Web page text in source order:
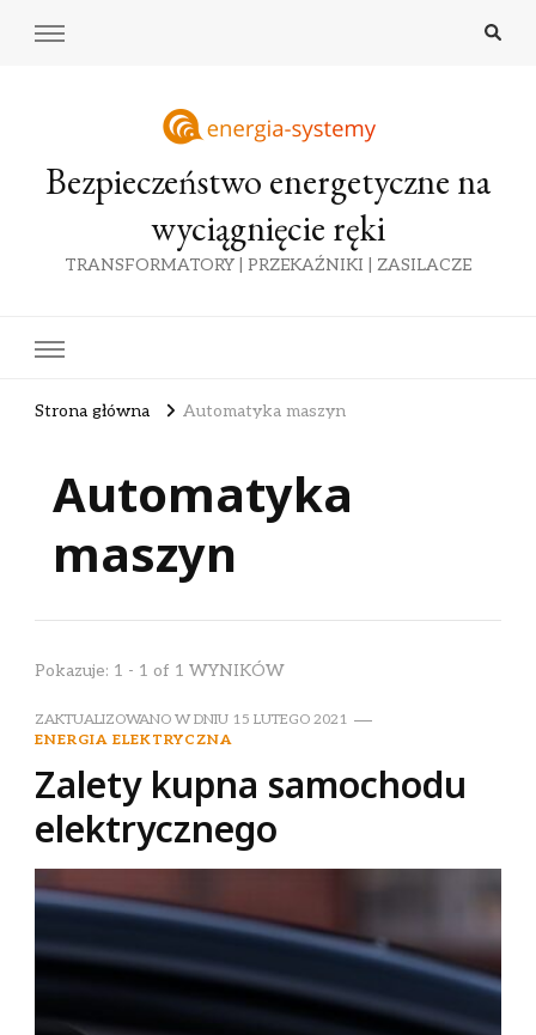
Bezpieczeństwo energetyczne na
wyciągnięcie ręki
TRANSFORMATORY | PRZEKAŹNIKI | ZASILACZE
Strona główna Automatyka maszyn
Automatyka
maszyn
Pokazuje: 1 - 1 of 1 WYNIKÓW
ZAKTUALIZOWANO W DNIU 15 LUTEGO 2021
ENERGIA ELEKTRYCZNA
Zalety kupna samochodu
elektrycznego